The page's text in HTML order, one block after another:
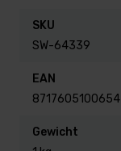
SKU
SW-64339
EAN
8717605100654
Gewicht